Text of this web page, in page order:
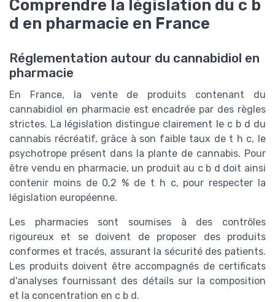
Comprendre la législation du c b
d en pharmacie en France
Réglementation autour du cannabidiol en
pharmacie
En France, la vente de produits contenant du
cannabidiol en pharmacie est encadrée par des règles
strictes. La législation distingue clairement le c b d du
cannabis récréatif, grâce à son faible taux de t h c, le
psychotrope présent dans la plante de cannabis. Pour
être vendu en pharmacie, un produit au c b d doit ainsi
contenir moins de 0,2 % de t h c, pour respecter la
législation européenne.
Les pharmacies sont soumises à des contrôles
rigoureux et se doivent de proposer des produits
conformes et tracés, assurant la sécurité des patients.
Les produits doivent être accompagnés de certificats
d'analyses fournissant des détails sur la composition
et la concentration en c b d.